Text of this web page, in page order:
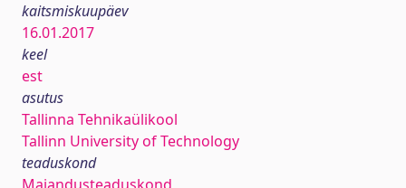
kaitsmiskuupäev
16.01.2017
keel
est
asutus
Tallinna Tehnikaülikool
Tallinn University of Technology
teaduskond